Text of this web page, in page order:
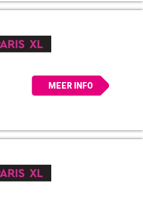
MEER INFO